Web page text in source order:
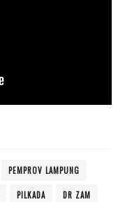
PEMPROV LAMPUNG
PILKADA DR ZAM